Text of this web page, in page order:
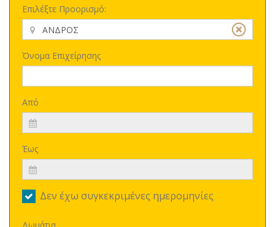
Επιλέξτε Προορισμό:
Όνομα Επιχείρησης
Από
Έως
Δεν έχω συγκεκριμένες ημερομηνίες